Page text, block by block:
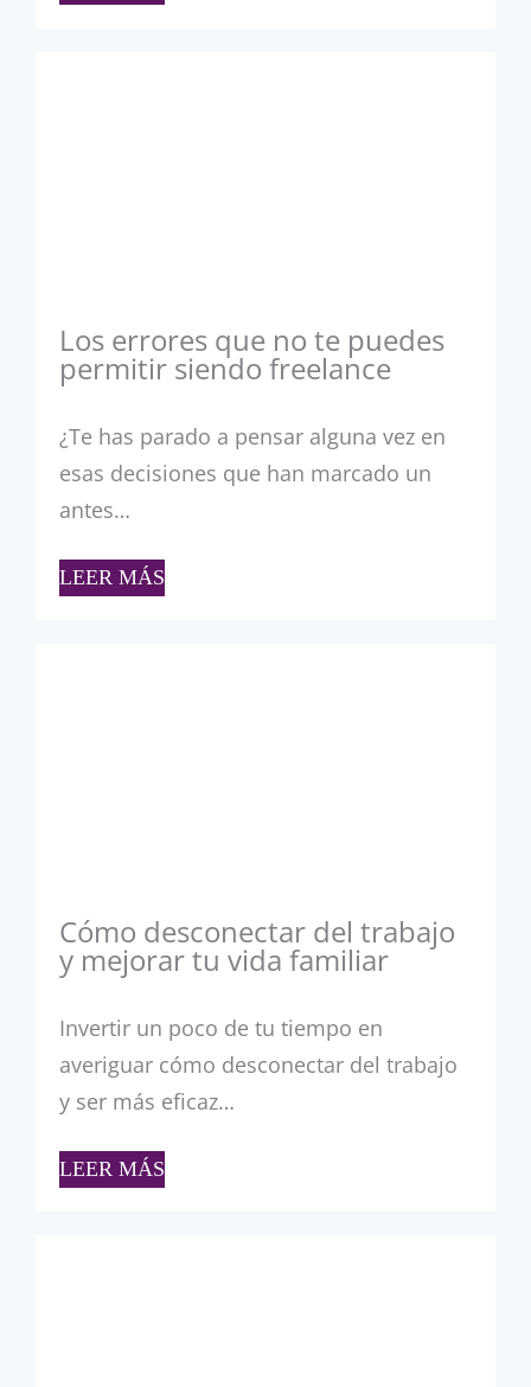
Los errores que no te puedes
permitir siendo freelance
¿Te has parado a pensar alguna vez en
esas decisiones que han marcado un
antes…
LEER MÁS
Cómo desconectar del trabajo
y mejorar tu vida familiar
Invertir un poco de tu tiempo en
averiguar cómo desconectar del trabajo
y ser más eficaz…
LEER MÁS